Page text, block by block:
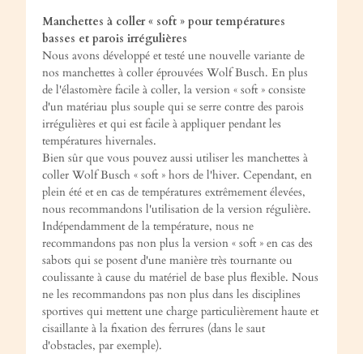
Manchettes à coller « soft » pour températures
basses et parois irrégulières
Nous avons développé et testé une nouvelle variante de
nos manchettes à coller éprouvées Wolf Busch. En plus
de l'élastomère facile à coller, la version « soft » consiste
d'un matériau plus souple qui se serre contre des parois
irrégulières et qui est facile à appliquer pendant les
températures hivernales.
Bien sûr que vous pouvez aussi utiliser les manchettes à
coller Wolf Busch « soft » hors de l'hiver. Cependant, en
plein été et en cas de températures extrêmement élevées,
nous recommandons l'utilisation de la version régulière.
Indépendamment de la température, nous ne
recommandons pas non plus la version « soft » en cas des
sabots qui se posent d'une manière très tournante ou
coulissante à cause du matériel de base plus flexible. Nous
ne les recommandons pas non plus dans les disciplines
sportives qui mettent une charge particulièrement haute et
cisaillante à la fixation des ferrures (dans le saut
d'obstacles, par exemple).